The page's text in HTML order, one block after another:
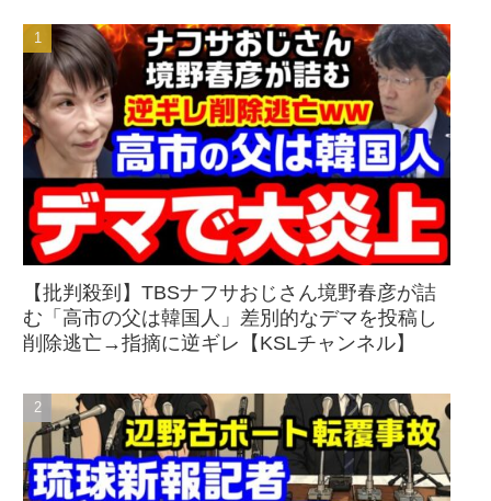
【批判殺到】TBSナフサおじさん境野春彦が詰
む「高市の父は韓国人」差別的なデマを投稿し
削除逃亡→指摘に逆ギレ【KSLチャンネル】